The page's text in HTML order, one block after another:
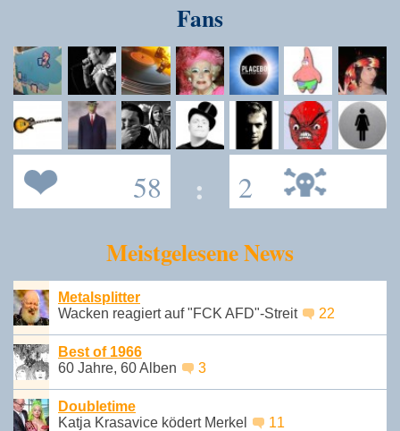
Fans
58 : 2
Meistgelesene News
Metalsplitter
Wacken reagiert auf "FCK AFD"-Streit
22
Best of 1966
60 Jahre, 60 Alben
3
Doubletime
Katja Krasavice ködert Merkel
11